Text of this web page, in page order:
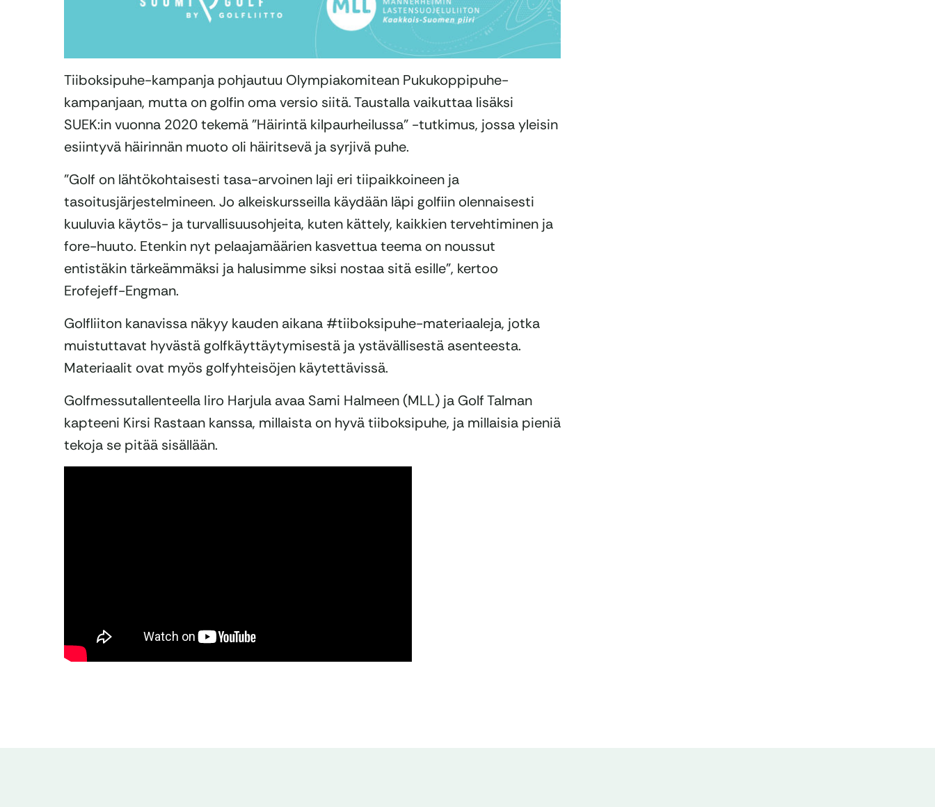
Tiiboksipuhe-kampanja pohjautuu Olympiakomitean Pukukoppipuhe-
kampanjaan, mutta on golfin oma versio siitä. Taustalla vaikuttaa lisäksi
SUEK:in vuonna 2020 tekemä ”Häirintä kilpaurheilussa” -tutkimus, jossa yleisin
esiintyvä häirinnän muoto oli häiritsevä ja syrjivä puhe.
”Golf on lähtökohtaisesti tasa-arvoinen laji eri tiipaikkoineen ja
tasoitusjärjestelmineen. Jo alkeiskursseilla käydään läpi golfiin olennaisesti
kuuluvia käytös- ja turvallisuusohjeita, kuten kättely, kaikkien tervehtiminen ja
fore-huuto. Etenkin nyt pelaajamäärien kasvettua teema on noussut
entistäkin tärkeämmäksi ja halusimme siksi nostaa sitä esille”, kertoo
Erofejeff-Engman.
Golfliiton kanavissa näkyy kauden aikana #tiiboksipuhe-materiaaleja, jotka
muistuttavat hyvästä golfkäyttäytymisestä ja ystävällisestä asenteesta.
Materiaalit ovat myös golfyhteisöjen käytettävissä.
Golfmessutallenteella Iiro Harjula avaa Sami Halmeen (MLL) ja Golf Talman
kapteeni Kirsi Rastaan kanssa, millaista on hyvä tiiboksipuhe, ja millaisia pieniä
tekoja se pitää sisällään.